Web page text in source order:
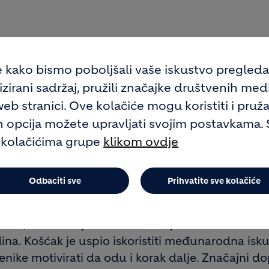
I TRANSPORTNIH
OD 1. OŽUJKA 2012.
PREDSJEDNIKA
s jedne su strane predstavljeni ključni
kupnje kamenoloma u Očuri prešao u
te suradnja s lokalnom zajednicom istaknuti
Košćak je uspio iskoristiti međunarodna
motivirati da odu i korak dalje. Značajni
kako bismo poboljšali vaše iskustvo
sadržaj, pružili značajke društvenih
stranici. Ove kolačiće mogu koristiti i
opcija možete upravljati svojim postavkama.
grupe klikom ovdje
Prihvatite sve kolačiće
Odbaciti sve